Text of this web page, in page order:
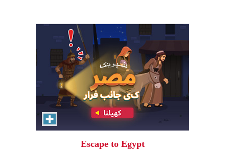
Escape to Egypt